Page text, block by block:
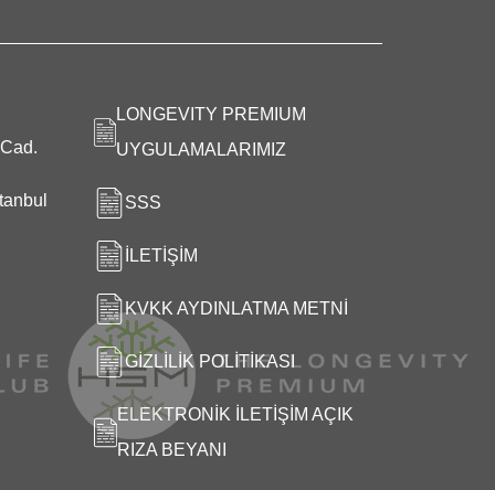
LONGEVITY PREMIUM
UYGULAMALARIMIZ
SSS
İLETIŞIM
KVKK AYDINLATMA METNI
GIZLILIK POLITIKASI
ELEKTRONIK İLETIŞIM AÇIK
RIZA BEYANI